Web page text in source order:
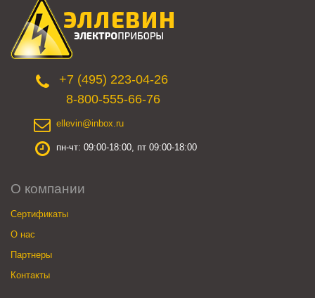
+7 (495) 223-04-26
8-800-555-66-76
ellevin@inbox.ru
пн-чт: 09:00-18:00, пт 09:00-18:00
О компании
Сертификаты
О нас
Партнеры
Контакты